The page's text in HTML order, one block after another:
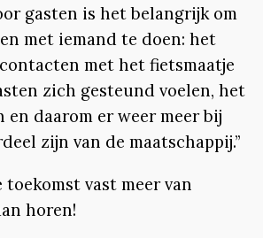
gasten is het belangrijk om
met iemand te doen: het
met het fietsmaatje
zich gesteund voelen, het
en daarom er weer meer bij
zijn van de maatschappij.”
vast meer van
horen!